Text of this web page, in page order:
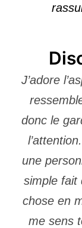
J’adore
donc le
une
simple fait
chose en
me sens